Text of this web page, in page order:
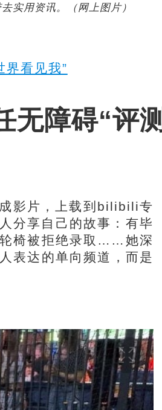
实用资讯。（网上图片）
界看见我”
无障碍“评测
影片，上载到bilibili专
分享自己的故事：有毕
轮椅被拒绝录取……她深
表达的单向频道，而是